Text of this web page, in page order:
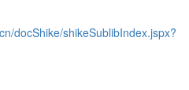
docShike/shikeSublibIndex.jspx?